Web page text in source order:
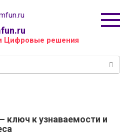
Цифровые решения
ключ к узнаваемости и